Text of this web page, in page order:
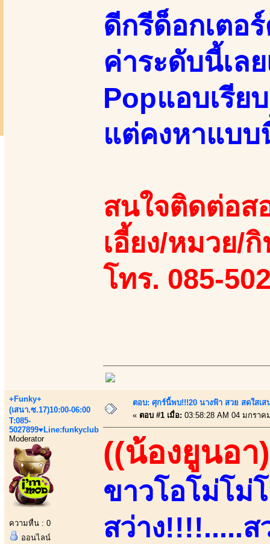
ดีกรีด็อกเตอ
ค่าระดับนี้เล
Popแอบเรีย
แต่คงหาแบ
สนใจติดต่อส
เอี้ยง/หมวย/
โทร. 085-
+Funky+
(เสนา.ซ.17)10:00-06:00
T:085-
5027899♥Line:funkyclub
Moderator
ความหื่น : 0
ออนไลน์
ตอบ: ศุกร์นี้พบ!!!20 นางฟ้า สวย สดใสเส
« ตอบ #1 เมื่อ: 03:58:28 AM 04 มกราค
((น้องยูนอา
ขาวโอโม่โม่
สว่าง!!!!.....ส